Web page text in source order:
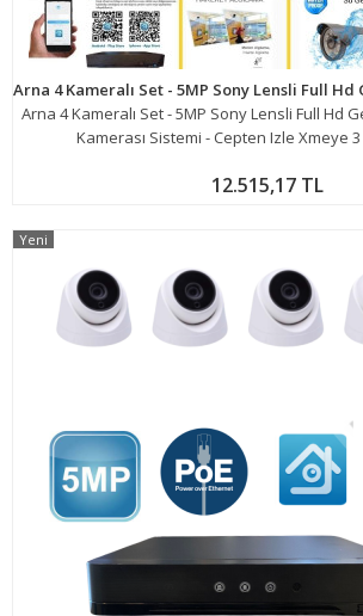
Arna 4 Kameralı Set - 5MP Sony Lensli Full Hd
Kamerası Sistemi - Cepten Izle Xmeye 3
12.515,17 TL
Yeni